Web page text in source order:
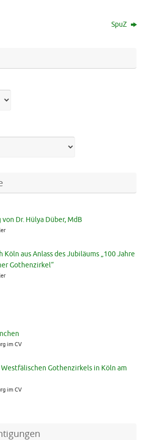
SpuZ
Dr. Hülya Düber, MdB
aus Anlass des Jubiläums „100 Jahre
Gothenzirkel“
im CV
Gothenzirkels in Köln am
im CV